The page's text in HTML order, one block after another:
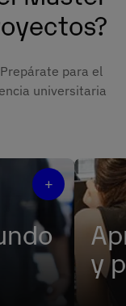
para el
universitaria
+
y